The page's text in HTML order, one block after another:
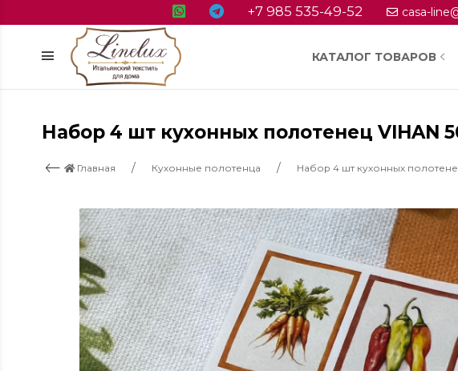
+7 985 535-49-52 casa-
КАТАЛОГ ТОВАРОВ
Набор 4 шт кухонных полотенец VIHAN
Главная Кухонные полотенца Набор 4 шт кухонных